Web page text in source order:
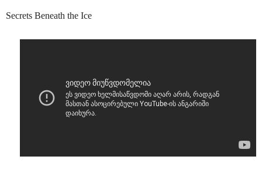
Secrets Beneath the Ice